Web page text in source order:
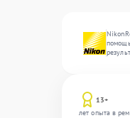
13+
лет опыта в